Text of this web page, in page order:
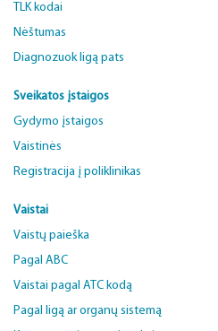
TLK kodai
Nėštumas
Diagnozuok ligą pats
Sveikatos įstaigos
Gydymo įstaigos
Vaistinės
Registracija į poliklinikas
Vaistai
Vaistų paieška
Pagal ABC
Vaistai pagal ATC kodą
Pagal ligą ar organų sistemą